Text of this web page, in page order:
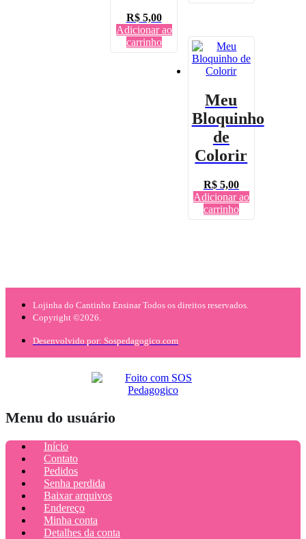
R$5,00
Adicionar ao
carrinho
Meu
Bloquinho
de
Colorir
R$5,00
Adicionar ao
carrinho
Lojinha do Cantinho Ensinar Todos os direitos reservados.
Copyright ©2026.
Desenvolvido por: Sospedagogico.com
Menu do usuário
Início
Contato
Pedidos
Senha perdida
Baixar arquivos
Endereço
Minha conta
Detalhes da conta